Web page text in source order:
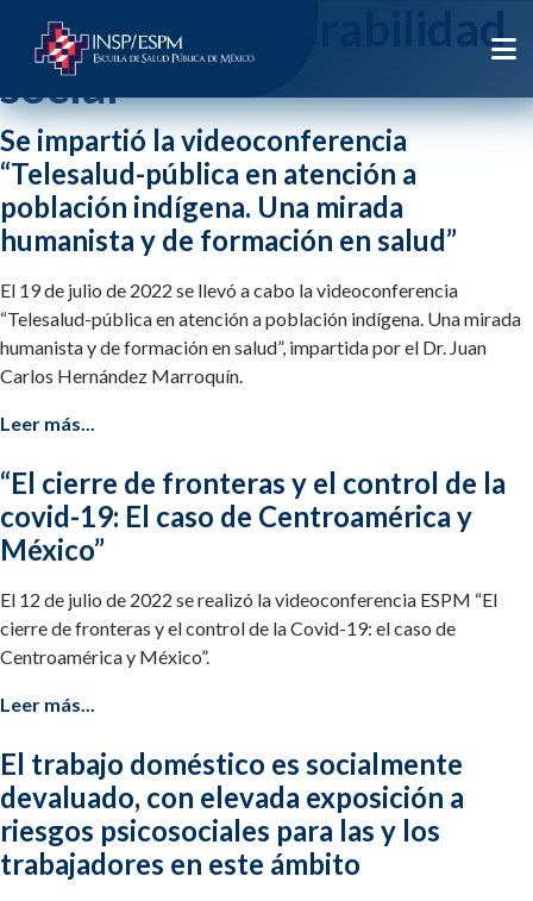
Etiqueta:
vulnerabilidad
social
Se impartió la videoconferencia
“Telesalud-pública en atención a
población indígena. Una mirada
humanista y de formación en salud”
El 19 de julio de 2022 se llevó a cabo la videoconferencia
“Telesalud-pública en atención a población indígena. Una mirada
humanista y de formación en salud”, impartida por el Dr. Juan
Carlos Hernández Marroquín.
Leer más...
“El cierre de fronteras y el control de la
covid-19: El caso de Centroamérica y
México”
El 12 de julio de 2022 se realizó la videoconferencia ESPM “El
cierre de fronteras y el control de la Covid-19: el caso de
Centroamérica y México”.
Leer más...
El trabajo doméstico es socialmente
devaluado, con elevada exposición a
riesgos psicosociales para las y los
trabajadores en este ámbito